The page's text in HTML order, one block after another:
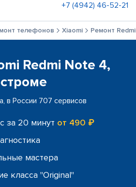
+7 (4942) 46-52-21
телефонов Xiaomi Ремонт
Redmi Note 4,
в России 707 сервисов
за 20 минут от 490 ₽
мастера
класса "Original"